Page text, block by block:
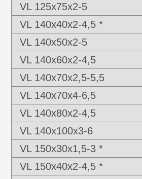
VL 125x75x2-5
VL 140x40x2-4,5 *
VL 140x50x2-5
VL 140x60x2-4,5
VL 140x70x2,5-5,5
VL 140x70x4-6,5
VL 140x80x2-4,5
VL 140x100x3-6
VL 150x30x1,5-3 *
VL 150x40x2-4,5 *